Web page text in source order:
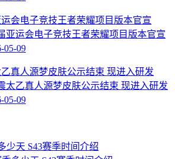
亚运会电子竞技王者荣耀项目版本官宣
05-09
太乙真人源梦皮肤公示结束 现进入研发
05-09